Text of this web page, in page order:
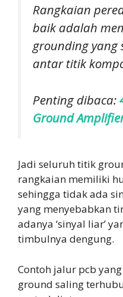
Rangkaian
baik adalah
grounding yang
antar titik
Penting dibaca:
Ground
Jadi seluruh titik
rangkaian memiliki
sehingga tidak ada
yang menyebabkan
adanya ‘sinyal liar’
timbulnya dengung.
Contoh jalur pcb
ground saling